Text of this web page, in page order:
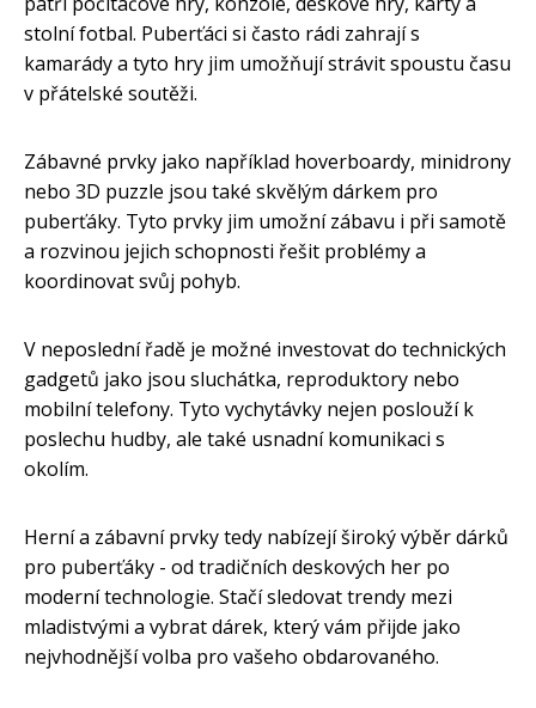
stolní fotbal. Puberťáci si často rádi zahrají s
kamarády a tyto hry jim umožňují strávit spoustu času
v přátelské soutěži.
Zábavné prvky jako například hoverboardy, minidrony
nebo 3D puzzle jsou také skvělým dárkem pro
puberťáky. Tyto prvky jim umožní zábavu i při samotě
a rozvinou jejich schopnosti řešit problémy a
koordinovat svůj pohyb.
V neposlední řadě je možné investovat do technických
gadgetů jako jsou sluchátka, reproduktory nebo
mobilní telefony. Tyto vychytávky nejen poslouží k
poslechu hudby, ale také usnadní komunikaci s
okolím.
Herní a zábavní prvky tedy nabízejí široký výběr dárků
pro puberťáky - od tradičních deskových her po
moderní technologie. Stačí sledovat trendy mezi
mladistvými a vybrat dárek, který vám přijde jako
nejvhodnější volba pro vašeho obdarovaného.